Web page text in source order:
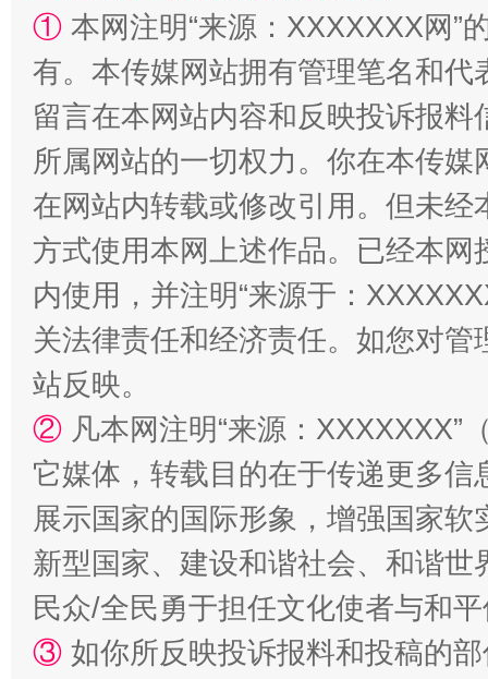
解纷+调解+退费，一次搞定
站台名比不上好声名
① 本网注明“来源：XXXXXXX网”
有。本传媒网站拥有管理笔名和
留言在本网站内容和反映投诉报
所属网站的一切权力。你在本传
在网站内转载或修改引用。但未
方式使用本网上述作品。已经本
内使用，并注明“来源于：
关法律责任和经济责任。如您对
站反映。
② 凡本网注明“来源：
它媒体，转载目的在于传递更多
展示国家的国际形象，增强国家
新型国家、建设和谐社会、和谐
民众/全民勇于担任文化使者与和
③ 如你所反映投诉报料和投稿的